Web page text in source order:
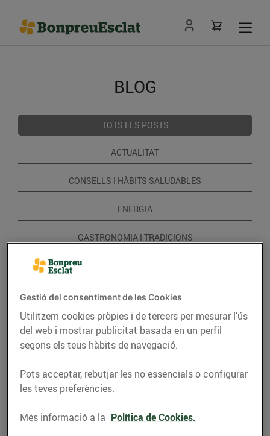
BLOG
TOTS ELS POSTS
ACTUALITAT
CONSELLS I HÀBITS SALUDABLES
ENERGIA
GASTRONOMIA I TRADICIONS
Gestió del consentiment de les Cookies
Utilitzem cookies pròpies i de tercers per mesurar l’ús
del web i mostrar publicitat basada en un perfil
segons els teus hàbits de navegació.
Pots acceptar, rebutjar les no essencials o configurar
les teves preferències.
Més informació a la Política de Cookies.